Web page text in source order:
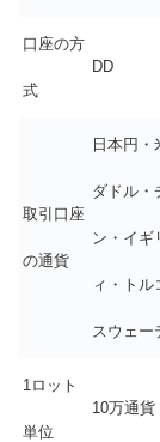
口座の方
式
DD
取引口座
の通貨
日本円
ダドル・
ン・イギ
ィ・ト
スウェー
1ロット
単位
10万通貨